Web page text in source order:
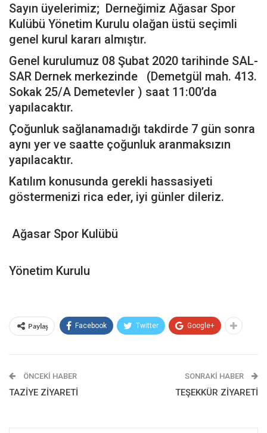
Sayın üyelerimiz; Derneğimiz Ağasar Spor
Kulübü Yönetim Kurulu olağan üstü seçimli
genel kurul kararı almıştır.
Genel kurulumuz 08 Şubat 2020 tarihinde SAL-
SAR Dernek merkezinde (Demetgül mah. 413.
Sokak 25/A Demetevler ) saat 11:00’da
yapılacaktır.
Çoğunluk sağlanamadığı takdirde 7 gün sonra
aynı yer ve saatte çoğunluk aranmaksızın
yapılacaktır.
Katılım konusunda gerekli hassasiyeti
göstermenizi rica eder, iyi günler dileriz.
Ağasar Spor Kulübü
Yönetim Kurulu
Paylaş Facebook Twitter Google+
ÖNCEKI HABER
TAZİYE ZİYARETİ
SONRAKI HABER
TEŞEKKÜR ZİYARETİ